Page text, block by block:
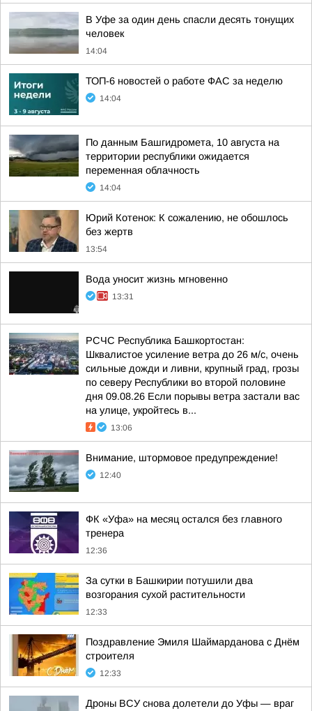
В Уфе за один день спасли десять тонущих
человек
14:04
ТОП-6 новостей о работе ФАС за неделю
14:04
По данным Башгидромета, 10 августа на
территории республики ожидается
переменная облачность
14:04
Юрий Котенок: К сожалению, не обошлось
без жертв
13:54
Вода уносит жизнь мгновенно
13:31
РСЧС Республика Башкортостан:
Шквалистое усиление ветра до 26 м/с, очень
сильные дожди и ливни, крупный град, грозы
по северу Республики во второй половине
дня 09.08.26 Если порывы ветра застали вас
на улице, укройтесь в...
13:06
Внимание, штормовое предупреждение!
12:40
ФК «Уфа» на месяц остался без главного
тренера
12:36
За сутки в Башкирии потушили два
возгорания сухой растительности
12:33
Поздравление Эмиля Шаймарданова с Днём
строителя
12:33
Дроны ВСУ снова долетели до Уфы — враг